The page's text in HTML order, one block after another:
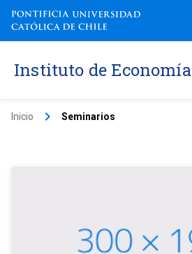
Instituto de Economía
Inicio keyboard_arrow_right Seminarios